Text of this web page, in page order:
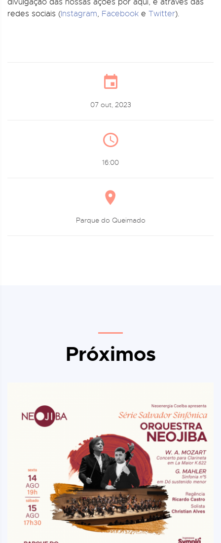
divulgação das nossas ações por aqui, e através das
redes sociais (Instagram, Facebook e Twitter).
07 out, 2023
16:00
Parque do Queimado
Próximos